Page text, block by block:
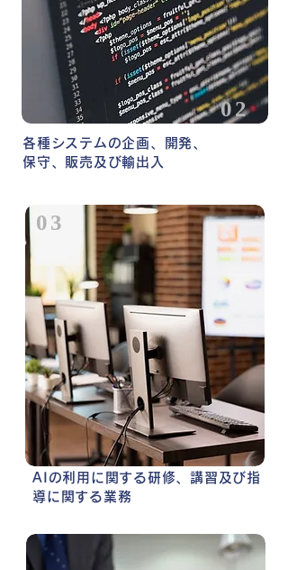
02
各種システムの企画、開発、
保守、販売及び輸出入
03
AIの利用に関する研修、講習及び指
導に関する業務